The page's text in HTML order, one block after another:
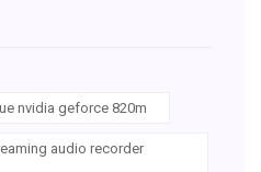
nvidia geforce 820m
audio recorder